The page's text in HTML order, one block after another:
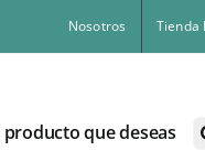
Nosotros Tienda
que deseas